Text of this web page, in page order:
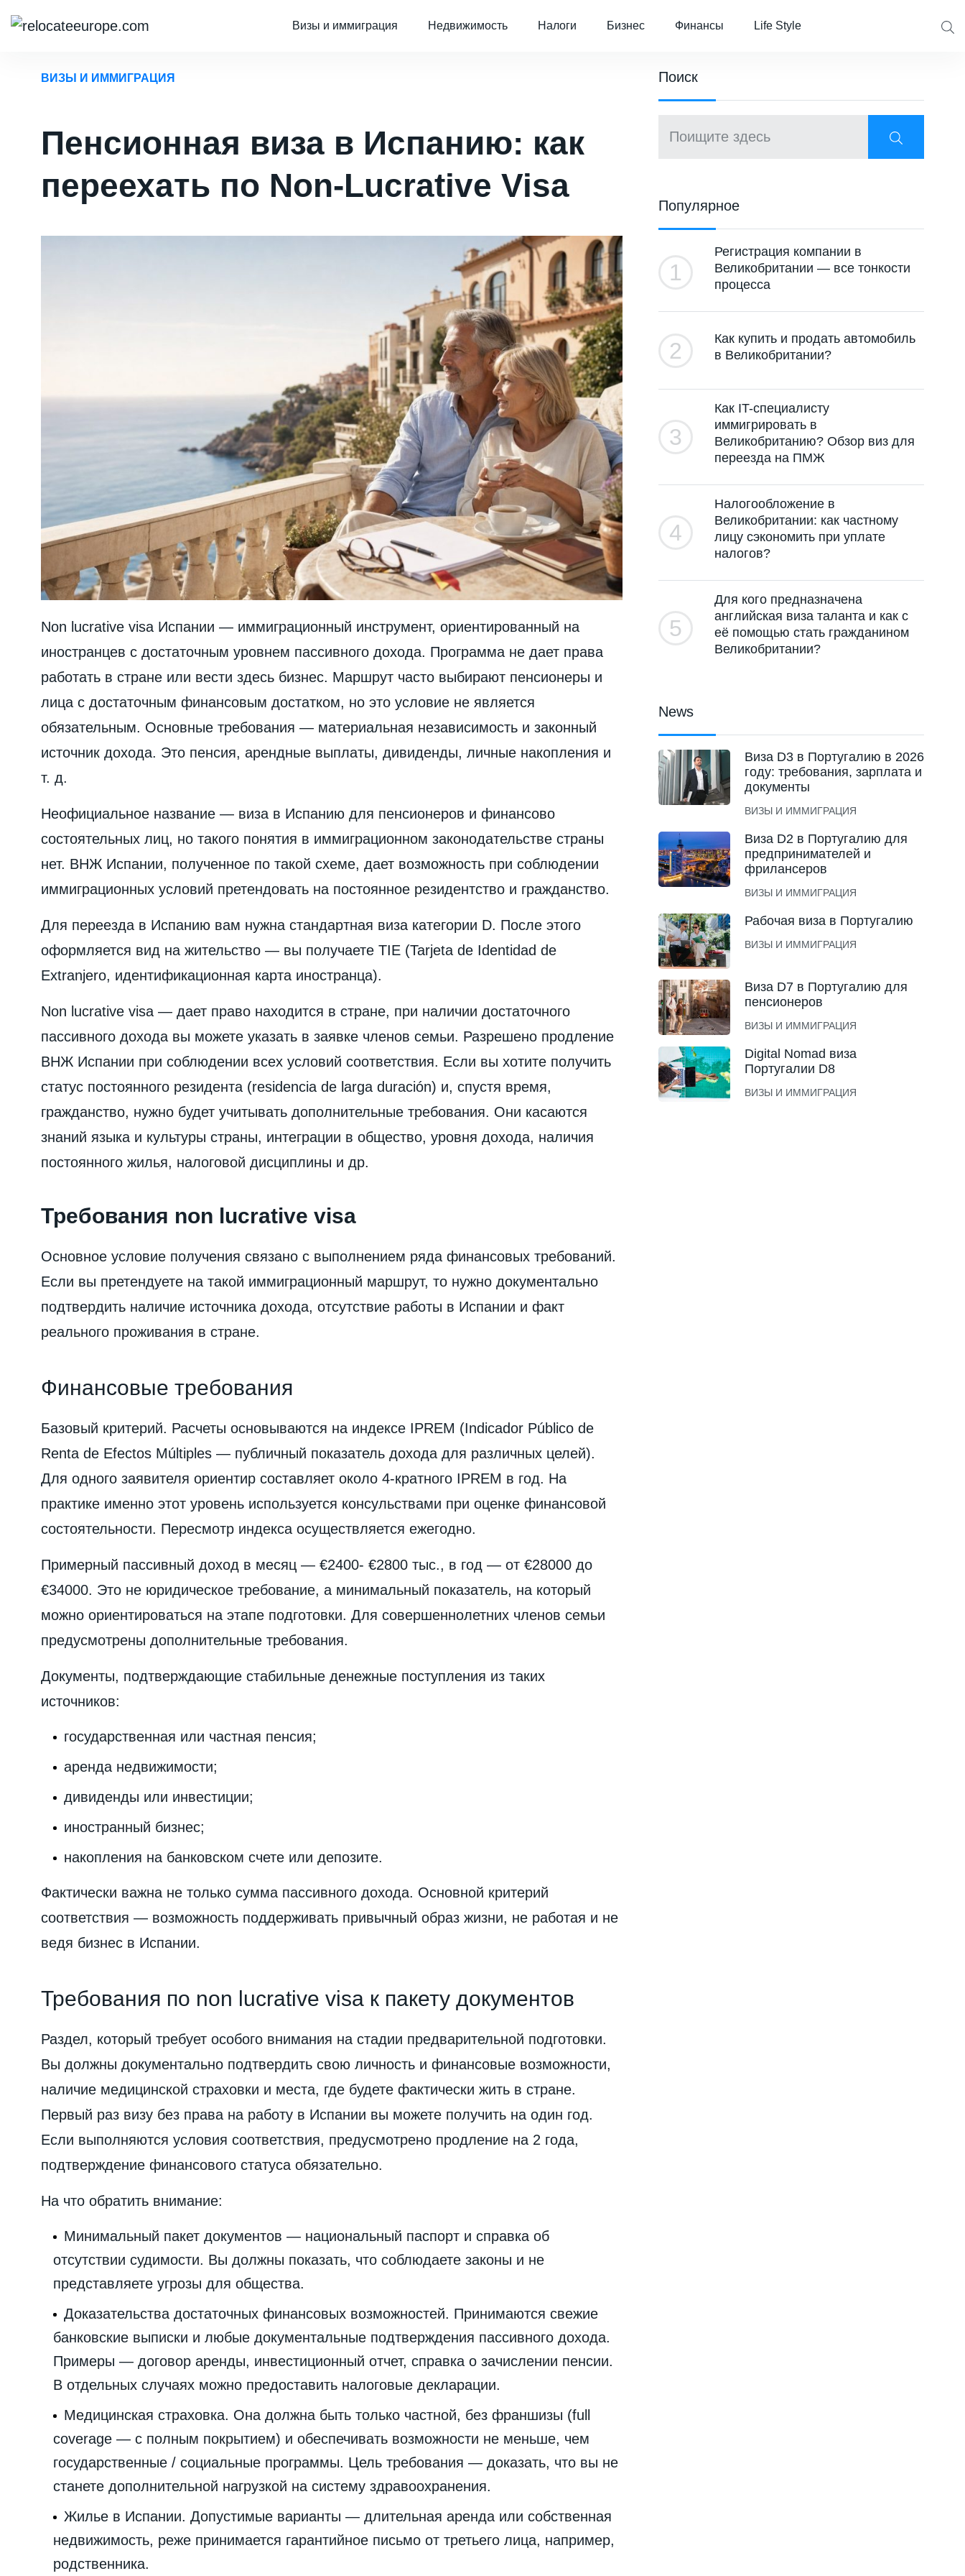
Визы и иммиграция Недвижимость Налоги Бизнес Финансы Life Style
ВИЗЫ И ИММИГРАЦИЯ
Пенсионная виза в Испанию: как
переехать по Non-Lucrative Visa
Non lucrative visa Испании — иммиграционный инструмент, ориентированный на
иностранцев с достаточным уровнем пассивного дохода. Программа не дает права
работать в стране или вести здесь бизнес. Маршрут часто выбирают пенсионеры и
лица с достаточным финансовым достатком, но это условие не является
обязательным. Основные требования — материальная независимость и законный
источник дохода. Это пенсия, арендные выплаты, дивиденды, личные накопления и
т. д.
Неофициальное название — виза в Испанию для пенсионеров и финансово
состоятельных лиц, но такого понятия в иммиграционном законодательстве страны
нет. ВНЖ Испании, полученное по такой схеме, дает возможность при соблюдении
иммиграционных условий претендовать на постоянное резидентство и гражданство.
Для переезда в Испанию вам нужна стандартная виза категории D. После этого
оформляется вид на жительство — вы получаете TIE (Tarjeta de Identidad de
Extranjero, идентификационная карта иностранца).
Non lucrative visa — дает право находится в стране, при наличии достаточного
пассивного дохода вы можете указать в заявке членов семьи. Разрешено продление
ВНЖ Испании при соблюдении всех условий соответствия. Если вы хотите получить
статус постоянного резидента (residencia de larga duración) и, спустя время,
гражданство, нужно будет учитывать дополнительные требования. Они касаются
знаний языка и культуры страны, интеграции в общество, уровня дохода, наличия
постоянного жилья, налоговой дисциплины и др.
Требования non lucrative visa
Основное условие получения связано с выполнением ряда финансовых требований.
Если вы претендуете на такой иммиграционный маршрут, то нужно документально
подтвердить наличие источника дохода, отсутствие работы в Испании и факт
реального проживания в стране.
Финансовые требования
Базовый критерий. Расчеты основываются на индексе IPREM (Indicador Público de
Renta de Efectos Múltiples — публичный показатель дохода для различных целей).
Для одного заявителя ориентир составляет около 4-кратного IPREM в год. На
практике именно этот уровень используется консульствами при оценке финансовой
состоятельности. Пересмотр индекса осуществляется ежегодно.
Примерный пассивный доход в месяц — €2400- €2800 тыс., в год — от €28000 до
€34000. Это не юридическое требование, а минимальный показатель, на который
можно ориентироваться на этапе подготовки. Для совершеннолетних членов семьи
предусмотрены дополнительные требования.
Документы, подтверждающие стабильные денежные поступления из таких
источников:
государственная или частная пенсия;
аренда недвижимости;
дивиденды или инвестиции;
иностранный бизнес;
накопления на банковском счете или депозите.
Фактически важна не только сумма пассивного дохода. Основной критерий
соответствия — возможность поддерживать привычный образ жизни, не работая и не
ведя бизнес в Испании.
Требования по non lucrative visa к пакету документов
Раздел, который требует особого внимания на стадии предварительной подготовки.
Вы должны документально подтвердить свою личность и финансовые возможности,
наличие медицинской страховки и места, где будете фактически жить в стране.
Первый раз визу без права на работу в Испании вы можете получить на один год.
Если выполняются условия соответствия, предусмотрено продление на 2 года,
подтверждение финансового статуса обязательно.
На что обратить внимание:
Минимальный пакет документов — национальный паспорт и справка об
отсутствии судимости. Вы должны показать, что соблюдаете законы и не
представляете угрозы для общества.
Доказательства достаточных финансовых возможностей. Принимаются свежие
банковские выписки и любые документальные подтверждения пассивного дохода.
Примеры — договор аренды, инвестиционный отчет, справка о зачислении пенсии.
В отдельных случаях можно предоставить налоговые декларации.
Медицинская страховка. Она должна быть только частной, без франшизы (full
coverage — с полным покрытием) и обеспечивать возможности не меньше, чем
государственные / социальные программы. Цель требования — доказать, что вы не
станете дополнительной нагрузкой на систему здравоохранения.
Жилье в Испании. Допустимые варианты — длительная аренда или собственная
недвижимость, реже принимается гарантийное письмо от третьего лица, например,
родственника.
Поиcк
Популярное
1
Регистрация компании в
Великобритании — все тонкости
процесса
2
Как купить и продать автомобиль
в Великобритании?
3
Как IT-специалисту
иммигрировать в
Великобританию? Обзор виз для
переезда на ПМЖ
4
Налогообложение в
Великобритании: как частному
лицу сэкономить при уплате
налогов?
5
Для кого предназначена
английская виза таланта и как с
её помощью стать гражданином
Великобритании?
News
Виза D3 в Португалию в 2026
году: требования, зарплата и
документы
ВИЗЫ И ИММИГРАЦИЯ
Виза D2 в Португалию для
предпринимателей и
фрилансеров
ВИЗЫ И ИММИГРАЦИЯ
Рабочая виза в Португалию
ВИЗЫ И ИММИГРАЦИЯ
Виза D7 в Португалию для
пенсионеров
ВИЗЫ И ИММИГРАЦИЯ
Digital Nomad виза
Португалии D8
ВИЗЫ И ИММИГРАЦИЯ